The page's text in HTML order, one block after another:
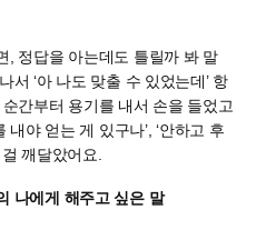
, 정답을 아는데도 틀릴까 봐 말
서 ‘아 나도 맞출 수 있었는데’ 항
간부터 용기를 내서 손을 들었고
야 얻는 게 있구나’, ‘안하고 후
깨달았어요.
나에게 해주고 싶은 말